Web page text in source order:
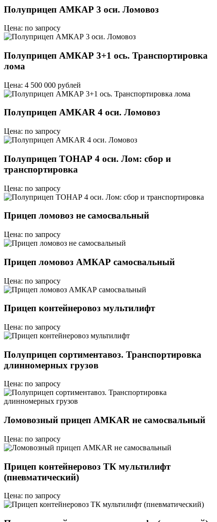
Полуприцеп АМКАР 3 оси. Ломовоз
Цена: по запросу
Полуприцеп АМКАР 3+1 ось. Транспортировка
лома
Цена: 4 500 000 рублей
Полуприцеп AMKAR 4 оси. Ломовоз
Цена: по запросу
Полуприцеп ТОНАР 4 оси. Лом: сбор и
транспортировка
Цена: по запросу
Прицеп ломовоз не самосвальный
Цена: по запросу
Прицеп ломовоз АМКАР самосвальный
Цена: по запросу
Прицеп контейнеровоз мультилифт
Цена: по запросу
Полуприцеп сортиментавоз. Транспортировка
длинномерных грузов
Цена: по запросу
Ломовозный прицеп AMKAR не самосвальный
Цена: по запросу
Прицеп контейнеровоз ТК мультилифт
(пневматический)
Цена: по запросу